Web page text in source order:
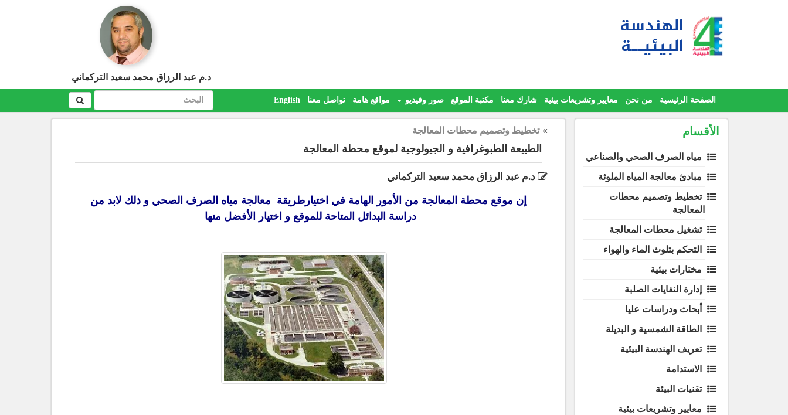
د.م عبد الرزاق محمد سعيد التركماني
الصفحة الرئيسية من نحن معايير وتشريعات بيئية شارك معنا مكتبة الموقع صور وفيديو مواقع هامة تواصل معنا English
الأقسام
مياه الصرف الصحي والصناعي
مبادئ معالجة المياه الملوثة
تخطيط وتصميم محطات
المعالجة
تشغيل محطات المعالجة
التحكم بتلوث الماء والهواء
مختارات بيئية
إدارة النفايات الصلبة
أبحاث ودراسات عليا
الطاقة الشمسية و البديلة
تعريف الهندسة البيئية
الاستدامة
تقنيات البيئة
معايير وتشريعات بيئية
»تخطيط وتصميم محطات المعالجة
الطبيعة الطبوغرافية و الجيولوجية لموقع محطة المعالجة
د.م عبد الرزاق محمد سعيد التركماني
إن موقع محطة المعالجة من الأمور الهامة في اختيارطريقة معالجة مياه الصرف الصحي و ذلك لابد من
دراسة البدائل المتاحة للموقع و اختيار الأفضل منها